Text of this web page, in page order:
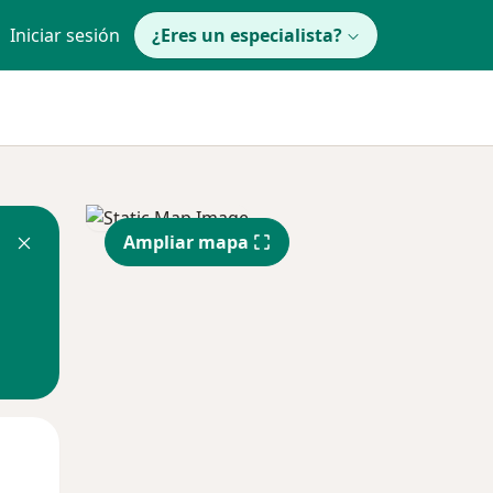
Iniciar sesión ¿Eres un especialista?
Ampliar mapa